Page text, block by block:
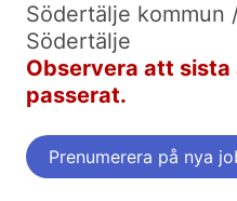
Södertälje kommun
Södertälje
Observera att
passerat.
Prenumerera på nya